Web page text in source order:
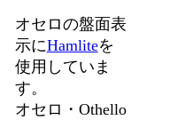
オセロの盤面表
示にHamliteを
使用していま
す。
オセロ・Othello